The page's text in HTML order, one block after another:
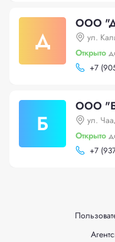
Д
ООО
ул.
Открыто
+7
Б
ООО
ул.
Открыто
+7